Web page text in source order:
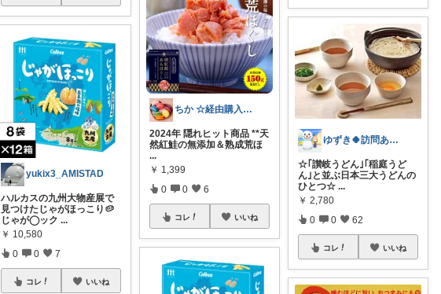
yukix3_AMISTAD
ハルカスの九州大物産展で
見つけたじゃがほっこり🥔
じゃが◯ック ...
￥ 10,580
0 0 7
コレ いいね
ちか ☆経由購入に感謝です☆
2024年 隠れヒット商品 **天
然紅鮭の無添加＆熟成荒ほ
...
￥ 1,399
0 0 6
コレ いいね
ゆずき🍀訪問ありがとうございます！
☆｢讃岐うどん｣｢稲庭うど
ん｣と並ぶ日本三大うどんの
ひとつ☆...
￥ 2,780
0 0 62
コレ いいね